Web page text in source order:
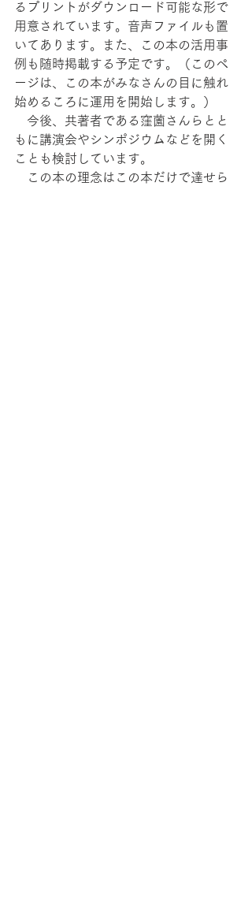
るプリントがダウンロード可能な形で
用意されています。音声ファイルも置
いてあります。また、この本の活用事
例も随時掲載する予定です。（このペ
ージは、この本がみなさんの目に触れ
始めるころに運用を開始します。）
今後、共著者である窪薗さんらとと
もに講演会やシンポジウムなどを開く
ことも検討しています。
この本の理念はこの本だけで達せら